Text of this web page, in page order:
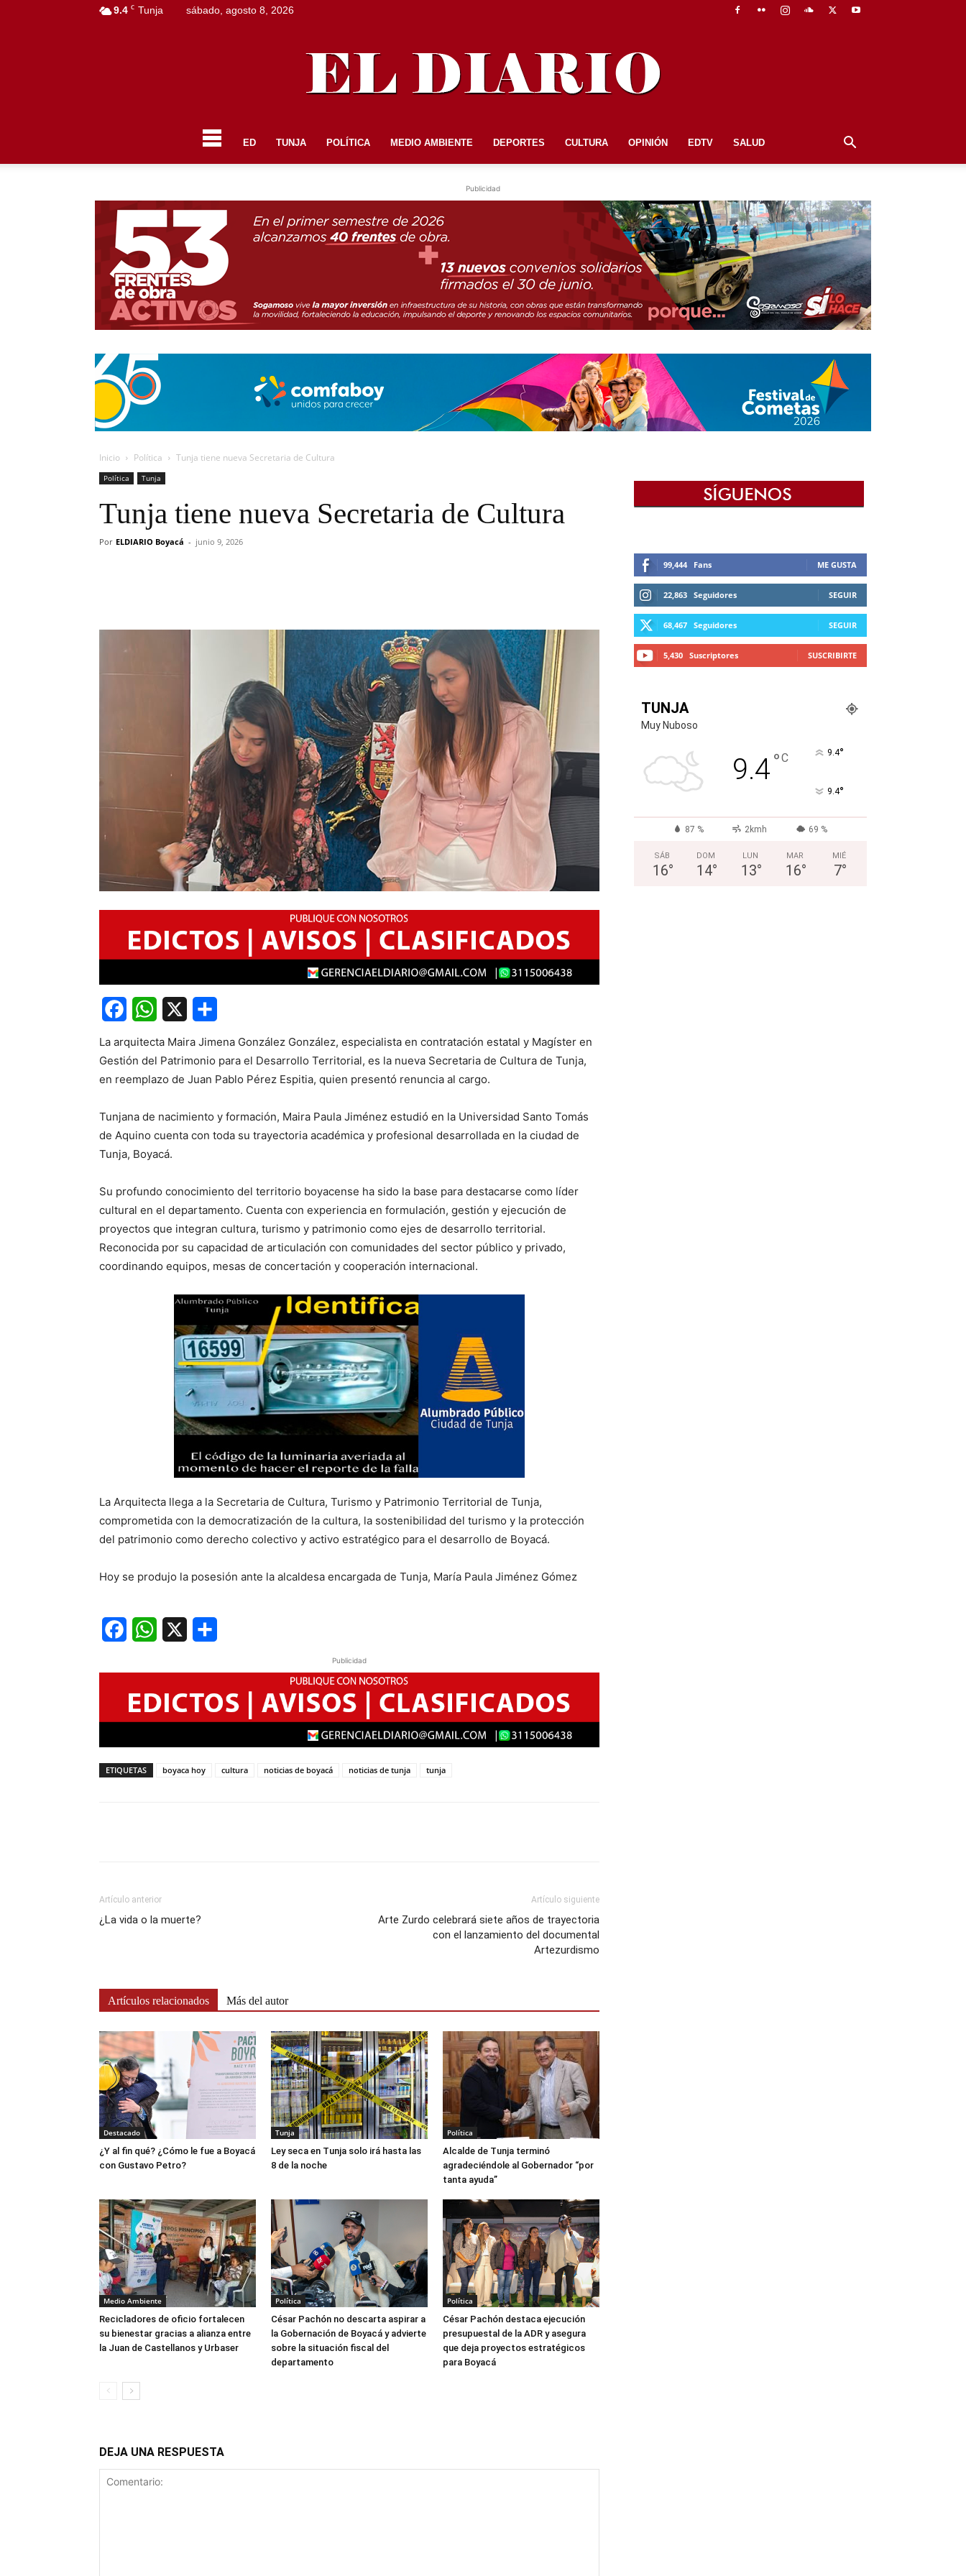
9.4 C Tunja sábado, agosto 8, 2026
DIARIO
ED TUNJA POLÍTICA MEDIO AMBIENTE DEPORTES CULTURA OPINIÓN EDTV SALUD
Publicidad
Inicio Política Tunja tiene nueva Secretaria de Cultura
Política Tunja
Tunja tiene nueva Secretaria de Cultura
Por ELDIARIO Boyacá - junio 9, 2026
FacebookWhatsApp Share
La arquitecta Maira Jimena González González, especialista en contratación estatal y Magíster en
Gestión del Patrimonio para el Desarrollo Territorial, es la nueva Secretaria de Cultura de Tunja,
en reemplazo de Juan Pablo Pérez Espitia, quien presentó renuncia al cargo.
Tunjana de nacimiento y formación, Maira Paula Jiménez estudió en la Universidad Santo Tomás
de Aquino cuenta con toda su trayectoria académica y profesional desarrollada en la ciudad de
Tunja, Boyacá.
Su profundo conocimiento del territorio boyacense ha sido la base para destacarse como líder
cultural en el departamento. Cuenta con experiencia en formulación, gestión y ejecución de
proyectos que integran cultura, turismo y patrimonio como ejes de desarrollo territorial.
Reconocida por su capacidad de articulación con comunidades del sector público y privado,
coordinando equipos, mesas de concertación y cooperación internacional.
La Arquitecta llega a la Secretaria de Cultura, Turismo y Patrimonio Territorial de Tunja,
comprometida con la democratización de la cultura, la sostenibilidad del turismo y la protección
del patrimonio como derecho colectivo y activo estratégico para el desarrollo de Boyacá.
Hoy se produjo la posesión ante la alcaldesa encargada de Tunja, María Paula Jiménez Gómez
Publicidad
ETIQUETAS boyaca hoy cultura noticias de boyacá noticias de tunja tunja
Artículo anterior
¿La vida o la muerte?
Artículo siguiente
Arte Zurdo celebrará siete años de trayectoria
con el lanzamiento del documental
Artezurdismo
Artículos relacionados Más del autor
Destacado
¿Y al fin qué? ¿Cómo le fue a Boyacá
con Gustavo Petro?
Tunja
Ley seca en Tunja solo irá hasta las
8 de la noche
Política
Alcalde de Tunja terminó
agradeciéndole al Gobernador “por
tanta ayuda”
Medio Ambiente
Recicladores de oficio fortalecen
su bienestar gracias a alianza entre
la Juan de Castellanos y Urbaser
Política
César Pachón no descarta aspirar a
la Gobernación de Boyacá y advierte
sobre la situación fiscal del
departamento
Política
César Pachón destaca ejecución
presupuestal de la ADR y asegura
que deja proyectos estratégicos
para Boyacá
DEJA UNA RESPUESTA
99,444 Fans ME GUSTA
22,863 Seguidores SEGUIR
68,467 Seguidores SEGUIR
5,430 Suscriptores SUSCRIBIRTE
TUNJA
Muy Nuboso
9.4°C 9.4°
9.4°
87 % 2kmh 69 %
SÁB
16°
DOM
14°
LUN
13°
MAR
16°
MIÉ
7°